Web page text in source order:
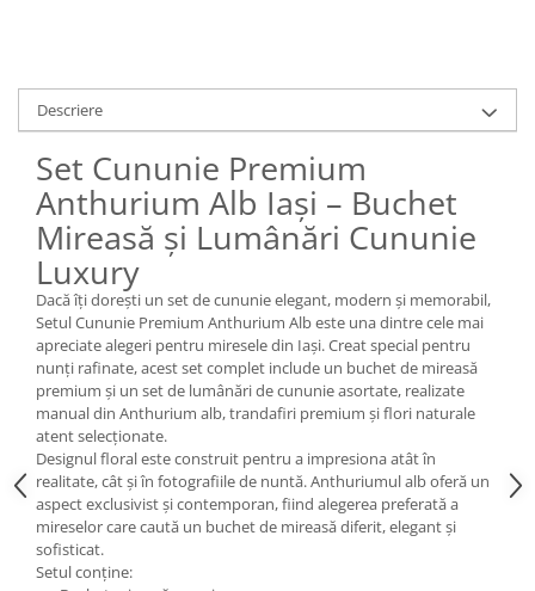
Descriere
Set Cununie Premium
Anthurium Alb Iași – Buchet
Mireasă și Lumânări Cununie
Luxury
Dacă îți dorești un set de cununie elegant, modern și memorabil,
Setul Cununie Premium Anthurium Alb este una dintre cele mai
apreciate alegeri pentru miresele din Iași. Creat special pentru
nunți rafinate, acest set complet include un buchet de mireasă
premium și un set de lumânări de cununie asortate, realizate
manual din Anthurium alb, trandafiri premium și flori naturale
atent selecționate.
Designul floral este construit pentru a impresiona atât în
realitate, cât și în fotografiile de nuntă. Anthuriumul alb oferă un
aspect exclusivist și contemporan, fiind alegerea preferată a
mireselor care caută un buchet de mireasă diferit, elegant și
sofisticat.
Setul conține: